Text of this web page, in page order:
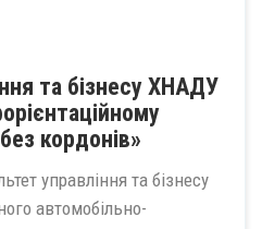
та бізнесу ХНАДУ
кордонів»
управління та бізнесу
автомобільно-